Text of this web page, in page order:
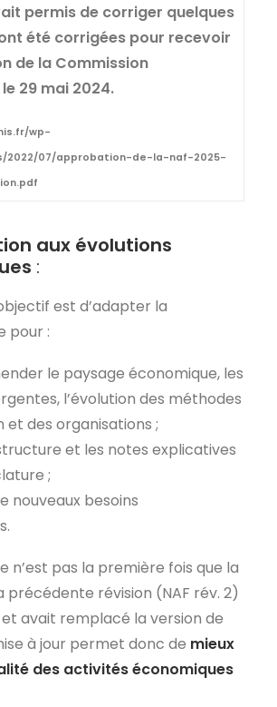
permis de corriger quelques
été corrigées pour recevoir
de la Commission
29 mai 2024.
wp-
2022/07/approbation-de-la-naf-2025-
aux évolutions
:
est d’adapter la
pour :
le paysage économique, les
l’évolution des méthodes
des organisations ;
et les notes explicatives
;
nouveaux besoins
n’est pas la première fois que la
précédente révision (NAF rév. 2)
avait remplacé la version de
à jour permet donc de mieux
des activités économiques